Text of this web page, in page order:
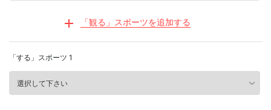
「観る」スポーツを追加する
「する」スポーツ 1